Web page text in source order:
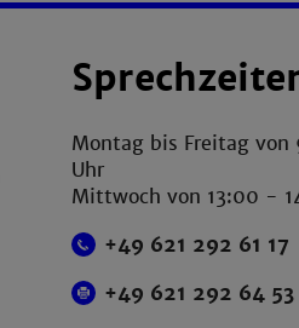
Montag bis Freitag von
Uhr
Mittwoch von 13:00 -
+49 621 292 61 17
+49 621 292 64 53